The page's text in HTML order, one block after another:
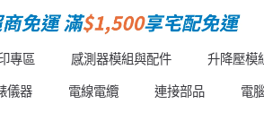
專區 感測器模組與配件
升降壓模
儀器 電線電纜 連接部品
電